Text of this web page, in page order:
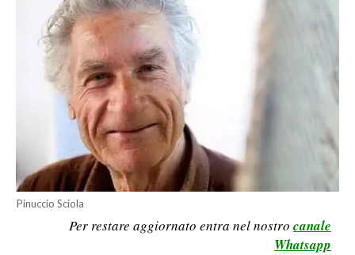
AGENDA
CRONACA
ECONOMIA
Pinuccio Sciola
Per restare aggiornato entra nel nostro canale
Whatsapp